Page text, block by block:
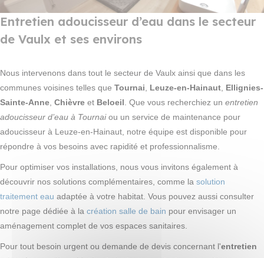
Entretien adoucisseur d’eau dans le secteur
de Vaulx et ses environs
Nous intervenons dans tout le secteur de Vaulx ainsi que dans les
communes voisines telles que Tournai, Leuze-en-Hainaut, Ellignies-
Sainte-Anne, Chièvre et Beloeil. Que vous recherchiez un entretien
adoucisseur d’eau à Tournaiou un service de maintenance pour
adoucisseur à Leuze-en-Hainaut, notre équipe est disponible pour
répondre à vos besoins avec rapidité et professionnalisme.
Pour optimiser vos installations, nous vous invitons également à
découvrir nos solutions complémentaires, comme la solution
traitement eau adaptée à votre habitat. Vous pouvez aussi consulter
notre page dédiée à la création salle de bain pour envisager un
aménagement complet de vos espaces sanitaires.
Pour tout besoin urgent ou demande de devis concernant l'entretien